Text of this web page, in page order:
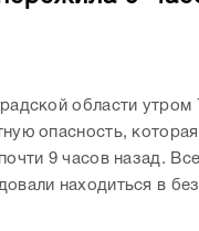
области утром
опасность,
9 часов назад.
находиться в